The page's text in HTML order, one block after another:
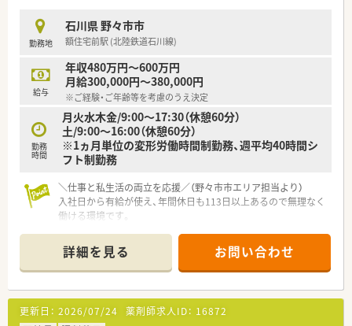
ています。
■患者様に安心して快適に過ごしていただくための環境づくり
を重視し、店舗のバリアフリー化や、プライバシーに配慮した間
仕切り付きの相談カウンター、キッズスペースなどを完備してい
ます。
【こんな方が活躍中】
■患者様の声にしっかりと耳を傾け、親身になって丁寧で分かり
やすい服薬指導を行うことができるホスピタリティの高い方。
■チームワークを大切にし、他の薬剤師や事務スタッフと協力し
ながら円滑に日々の業務を進めることができる協調性のある
■常に新しい知識を吸収しようとする高い向上心を持ち、自らの
成長とともに薬局の発展に大きく貢献してくださっている方。
勤務地
石川県 野々市市
額住宅前駅 (北陸鉄道石川線)
給与
年収480万円～600万円
月給300,000円～380,000円
※ご経験・ご年齢等を考慮のうえ決定
勤務
時間
月火水木金/9:00～17:30（休憩60分）
土/9:00～16:00（休憩60分）
※1ヵ月単位の変形労働時間制勤務、週平均40時間シ
フト制勤務
＼仕事と私生活の両立を応援／（野々市市エリア担当より）
入社日から有給が使え、年間休日も113日以上あるので無理なく
働ける環境です。
【店舗情報と応需状況について】
■額住宅前駅から車で6分ほどの場所に位置しており、産科や精
神科の処方箋をメインに応需しています。
■1日あたり20枚程度の処方箋を応需しており、常時2名の薬剤
師体制でゆとりを持って対応できます。
■在宅医療にも積極的に取り組んでおり、居宅や施設への訪問を
詳細を見る お問い合わせ
更新日： 2026/07/24 薬剤師求人ID： 16872